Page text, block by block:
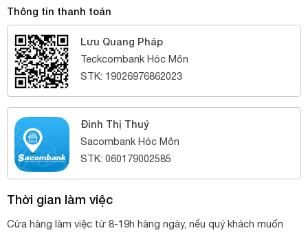
Thông tin thanh toán
Lưu Quang Pháp
Teckcombank Hóc Môn
STK: 19026976862023
Đinh Thị Thuý
Sacombank Hóc Môn
STK: 060179002585
Thời gian làm việc
Cửa hàng làm việc từ 8-19h hàng ngày, nếu quý khách muốn